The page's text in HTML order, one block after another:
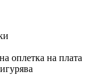
оплетка на плата